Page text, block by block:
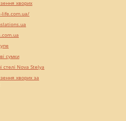
хворих
life.com.ua/
сумки
стелі Nova Stelya
хворих за